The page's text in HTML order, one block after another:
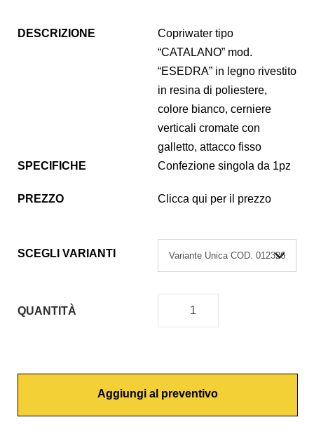
DESCRIZIONE
Copriwater tipo
“CATALANO” mod.
“ESEDRA” in legno rivestito
in resina di poliestere,
colore bianco, cerniere
verticali cromate con
galletto, attacco fisso
SPECIFICHE
Confezione singola da 1pz
PREZZO Clicca qui per il prezzo
SCEGLI VARIANTI
QUANTITÀ
C
R
W
Aggiungi al preventivo